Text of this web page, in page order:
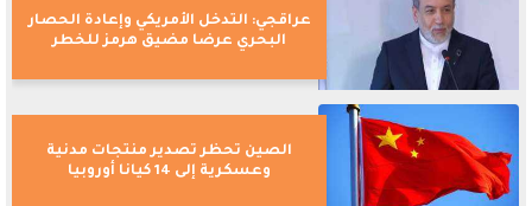
عراقجي: التدخل الأمريكي وإعادة الحصار
البحري عرضا مضيق هرمز للخطر
الصين تحظر تصدير منتجات مدنية
وعسكرية إلى 14 كيانا أوروبيا